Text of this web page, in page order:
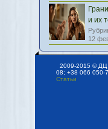
и их
12
2009-2015 ©
08; +38 066 050-
Статьи